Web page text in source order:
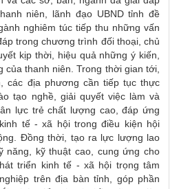
niên, lãnh đạo UBND tỉnh đề
nghiêm túc tiếp thu những vấn
trong chương trình đối thoại, chủ
kịp thời, hiệu quả những ý kiến,
của thanh niên. Trong thời gian tới,
các địa phương cần tiếp tục thực
tạo nghề, giải quyết việc làm và
lực trẻ chất lượng cao, đáp ứng
tế - xã hội trong điều kiện hội
Đồng thời, tạo ra lực lượng lao
năng, kỹ thuật cao, cung ứng cho
triển kinh tế - xã hội trọng tâm
trên địa bàn tỉnh, góp phần